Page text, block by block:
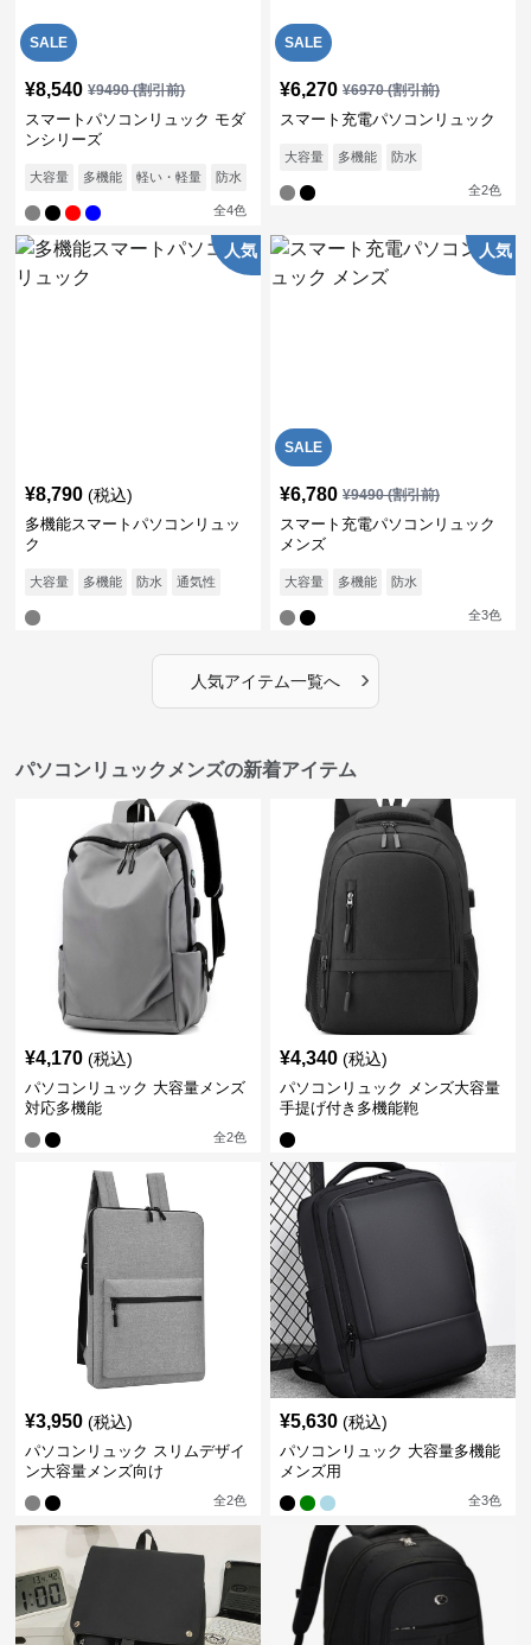
SALE
¥8,540 ¥9490(割引前)
スマートパソコンリュック モダ
ンシリーズ
大容量 多機能 軽い・軽量 防水
全4色
SALE
¥6,270 ¥6970(割引前)
スマート充電パソコンリュック
大容量 多機能 防水
全2色
人気
¥8,790 (税込)
多機能スマートパソコンリュッ
ク
大容量 多機能 防水 通気性
SALE
人気
¥6,780 ¥9490(割引前)
スマート充電パソコンリュック
メンズ
大容量 多機能 防水
全3色
人気アイテム一覧へ ›
パソコンリュックメンズの新着アイテム
¥4,170 (税込)
パソコンリュック 大容量メンズ
対応多機能
全2色
¥4,340 (税込)
パソコンリュック メンズ大容量
手提げ付き多機能鞄
¥3,950 (税込)
パソコンリュック スリムデザイ
ン大容量メンズ向け
全2色
¥5,630 (税込)
パソコンリュック 大容量多機能
メンズ用
全3色